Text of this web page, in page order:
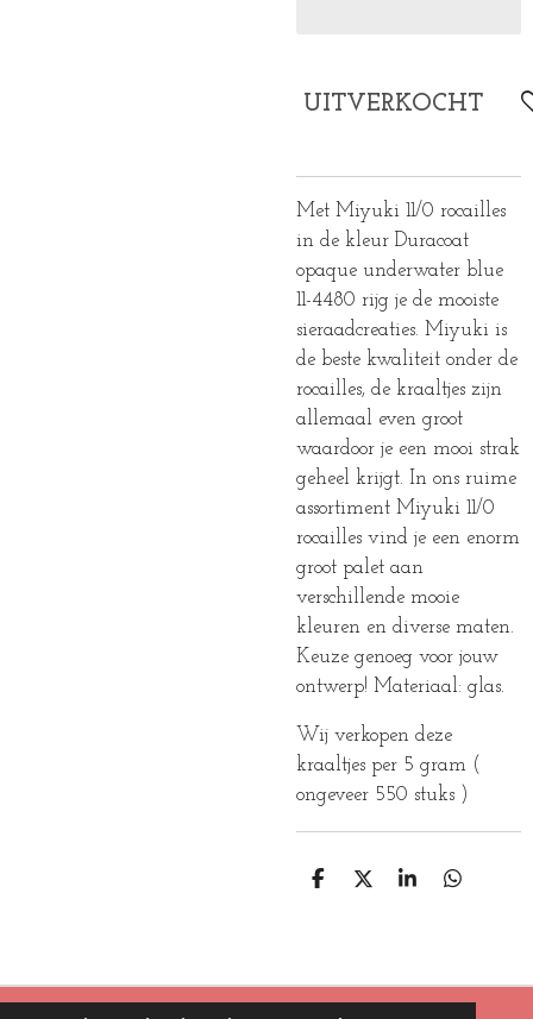
UITVERKOCHT
Met Miyuki 11/0 rocailles
in de kleur Duracoat
opaque underwater blue
11-4480 rijg je de mooiste
sieraadcreaties. Miyuki is
de beste kwaliteit onder de
rocailles, de kraaltjes zijn
allemaal even groot
waardoor je een mooi strak
geheel krijgt. In ons ruime
assortiment Miyuki 11/0
rocailles vind je een enorm
groot palet aan
verschillende mooie
kleuren en diverse maten.
Keuze genoeg voor jouw
ontwerp! Materiaal: glas.
Wij verkopen deze
kraaltjes per 5 gram (
ongeveer 550 stuks )
D
D
S
D